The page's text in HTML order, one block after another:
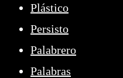
Plástico
Persisto
Palabrero
Palabras